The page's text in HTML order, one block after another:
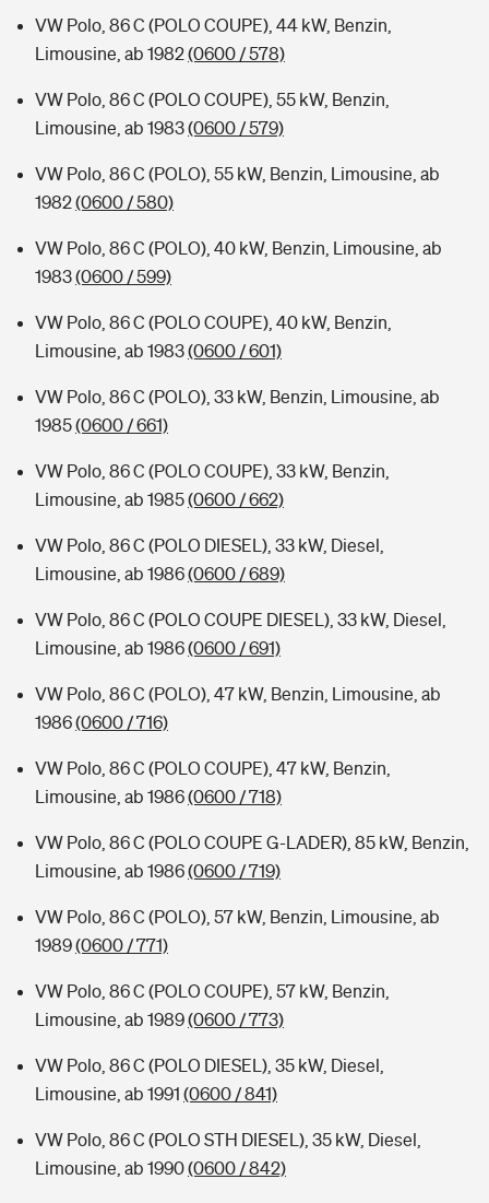
VW Polo, 86 C (POLO COUPE), 44 kW, Benzin,
Limousine, ab 1982(0600 / 578)
VW Polo, 86 C (POLO COUPE), 55 kW, Benzin,
Limousine, ab 1983(0600 / 579)
VW Polo, 86 C (POLO), 55 kW, Benzin, Limousine, ab
1982(0600 / 580)
VW Polo, 86 C (POLO), 40 kW, Benzin, Limousine, ab
1983(0600 / 599)
VW Polo, 86 C (POLO COUPE), 40 kW, Benzin,
Limousine, ab 1983(0600 / 601)
VW Polo, 86 C (POLO), 33 kW, Benzin, Limousine, ab
1985(0600 / 661)
VW Polo, 86 C (POLO COUPE), 33 kW, Benzin,
Limousine, ab 1985(0600 / 662)
VW Polo, 86 C (POLO DIESEL), 33 kW, Diesel,
Limousine, ab 1986(0600 / 689)
VW Polo, 86 C (POLO COUPE DIESEL), 33 kW, Diesel,
Limousine, ab 1986(0600 / 691)
VW Polo, 86 C (POLO), 47 kW, Benzin, Limousine, ab
1986(0600 / 716)
VW Polo, 86 C (POLO COUPE), 47 kW, Benzin,
Limousine, ab 1986(0600 / 718)
VW Polo, 86 C (POLO COUPE G-LADER), 85 kW, Benzin,
Limousine, ab 1986(0600 / 719)
VW Polo, 86 C (POLO), 57 kW, Benzin, Limousine, ab
1989(0600 / 771)
VW Polo, 86 C (POLO COUPE), 57 kW, Benzin,
Limousine, ab 1989(0600 / 773)
VW Polo, 86 C (POLO DIESEL), 35 kW, Diesel,
Limousine, ab 1991 (0600 / 841)
VW Polo, 86 C (POLO STH DIESEL), 35 kW, Diesel,
Limousine, ab 1990(0600 / 842)